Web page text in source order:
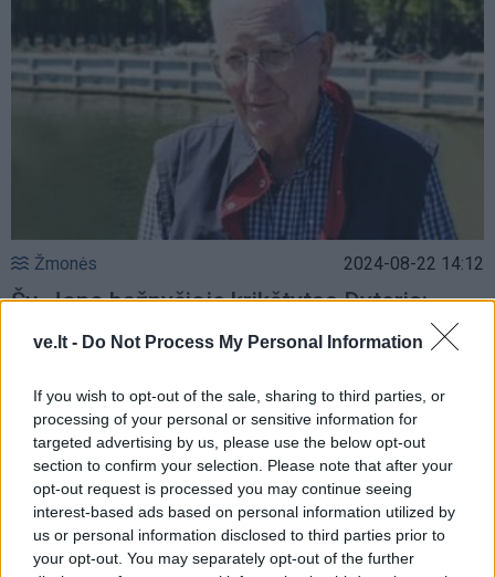
ve.lt - Do Not Process My Personal Information
If you wish to opt-out of the sale, sharing to third parties, or
processing of your personal or sensitive information for
targeted advertising by us, please use the below opt-out
section to confirm your selection. Please note that after your
opt-out request is processed you may continue seeing
interest-based ads based on personal information utilized by
us or personal information disclosed to third parties prior to
your opt-out. You may separately opt-out of the further
Žmonės 2024-08-22 14:12
Šv. Jono bažnyčioje krikštytas Dyteris:
„Tikėjausi Klaipėdoje pamatyti savo